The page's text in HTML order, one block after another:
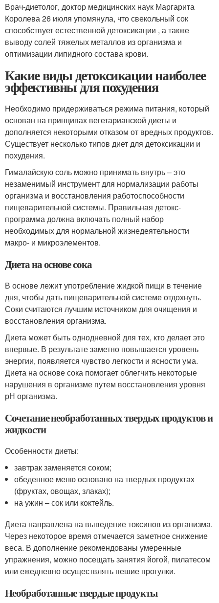
Врач-диетолог, доктор медицинских наук Маргарита
Королева 26 июля упомянула, что свекольный сок
способствует естественной детоксикации , а также
выводу солей тяжелых металлов из организма и
оптимизации липидного состава крови.
Какие виды детоксикации наиболее
эффективны для похудения
Необходимо придерживаться режима питания, который
основан на принципах вегетарианской диеты и
дополняется некоторыми отказом от вредных продуктов.
Существует несколько типов диет для детоксикации и
похудения.
Гималайскую соль можно принимать внутрь – это
незаменимый инструмент для нормализации работы
организма и восстановления работоспособности
пищеварительной системы. Правильная детокс-
программа должна включать полный набор
необходимых для нормальной жизнедеятельности
макро- и микроэлементов.
Диета на основе сока
В основе лежит употребление жидкой пищи в течение
дня, чтобы дать пищеварительной системе отдохнуть.
Соки считаются лучшим источником для очищения и
восстановления организма.
Диета может быть однодневной для тех, кто делает это
впервые. В результате заметно повышается уровень
энергии, появляется чувство легкости и ясности ума.
Диета на основе сока помогает облегчить некоторые
нарушения в организме путем восстановления уровня
рН организма.
Сочетание необработанных твердых продуктов и
жидкости
Особенности диеты:
завтрак заменяется соком;
обеденное меню основано на твердых продуктах
(фруктах, овощах, злаках);
на ужин – сок или коктейль.
Диета направлена на выведение токсинов из организма.
Через некоторое время отмечается заметное снижение
веса. В дополнение рекомендованы умеренные
упражнения, можно посещать занятия йогой, пилатесом
или ежедневно осуществлять пешие прогулки.
Необработанные твердые продукты